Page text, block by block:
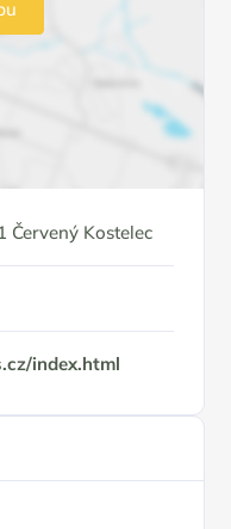
Červený Kostelec
index.html